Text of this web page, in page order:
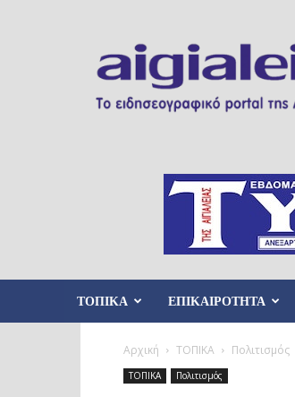
ΤΟΠΙΚΑ ΕΠΙΚΑΙΡΟΤΗΤΑ
Αρχική ΤΟΠΙΚΑ Πολιτισμός
ΤΟΠΙΚΑ Πολιτισμός